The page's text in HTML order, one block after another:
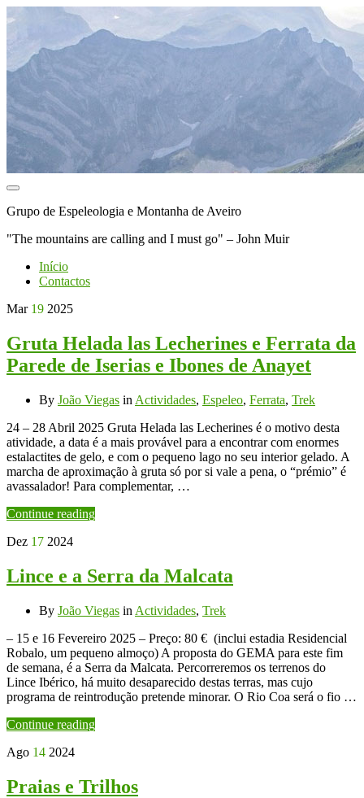
Toggle
navigation
Grupo de Espeleologia e Montanha de Aveiro
"The mountains are calling and I must go" – John Muir
Início
Contactos
Mar 19 2025
Gruta Helada las Lecherines e Ferrata da
Parede de Iserias e Ibones de Anayet
By João Viegas in Actividades, Espeleo, Ferrata, Trek
24 – 28 Abril 2025 Gruta Helada las Lecherines é o motivo desta
atividade, a data é a mais provável para a encontrar com enormes
estalactites de gelo, e com o pequeno lago no seu interior gelado. A
marcha de aproximação à gruta só por si vale a pena, o “prémio” é
avassalador! Para complementar, …
Continue reading
Dez 17 2024
Lince e a Serra da Malcata
By João Viegas in Actividades, Trek
– 15 e 16 Fevereiro 2025 – Preço: 80 € (inclui estadia Residencial
Robalo, um pequeno almoço) A proposta do GEMA para este fim
de semana, é a Serra da Malcata. Percorreremos os terrenos do
Lince Ibérico, há muito desaparecido destas terras, mas cujo
programa de reintrodução pretende minorar. O Rio Coa será o fio …
Continue reading
Ago 14 2024
Praias e Trilhos